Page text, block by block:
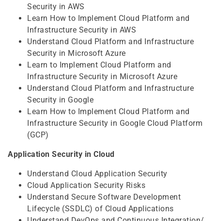
Security in AWS
Learn How to Implement Cloud Platform and
Infrastructure Security in AWS
Understand Cloud Platform and Infrastructure
Security in Microsoft Azure
Learn to Implement Cloud Platform and
Infrastructure Security in Microsoft Azure
Understand Cloud Platform and Infrastructure
Security in Google
Learn How to Implement Cloud Platform and
Infrastructure Security in Google Cloud Platform
(GCP)
Application Security in Cloud
Understand Cloud Application Security
Cloud Application Security Risks
Understand Secure Software Development
Lifecycle (SSDLC) of Cloud Applications